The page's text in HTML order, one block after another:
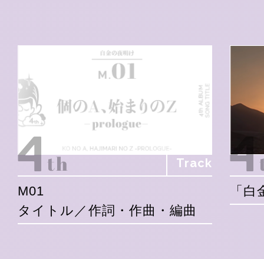
Track
M01
タイトル／作詞・作曲・編曲
「